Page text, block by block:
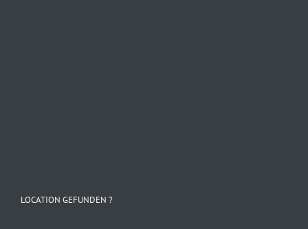
LOCATION GEFUNDEN ?